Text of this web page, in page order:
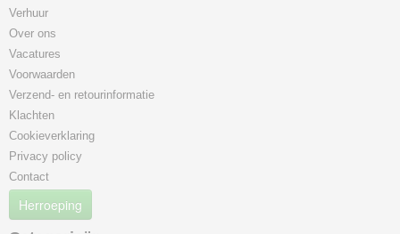
Verhuur
Over ons
Vacatures
Voorwaarden
Verzend- en retourinformatie
Klachten
Cookieverklaring
Privacy policy
Contact
Herroeping